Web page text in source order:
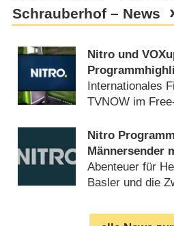
Schrauberhof – News
Nitro und
Bundesliga,
und Camper
Internationales
TVNOW im
Nitro
Männersender
Nitronauten
Abenteuer für
Basler und die